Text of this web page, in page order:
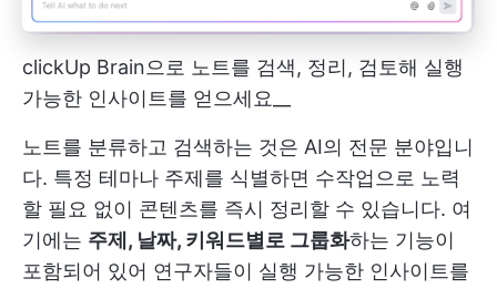
clickUp Brain으로 노트를 검색, 정리, 검토해 실행
가능한 인사이트를 얻으세요__
노트를 분류하고 검색하는 것은 AI의 전문 분야입니
다. 특정 테마나 주제를 식별하면 수작업으로 노력
할 필요 없이 콘텐츠를 즉시 정리할 수 있습니다. 여
기에는 주제, 날짜, 키워드별로 그룹화하는 기능이
포함되어 있어 연구자들이 실행 가능한 인사이트를